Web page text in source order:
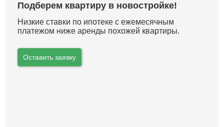
Подберем квартиру в новостройке!
Низкие ставки по ипотеке с ежемесячным
платежом ниже аренды похожей квартиры.
Оставить заявку